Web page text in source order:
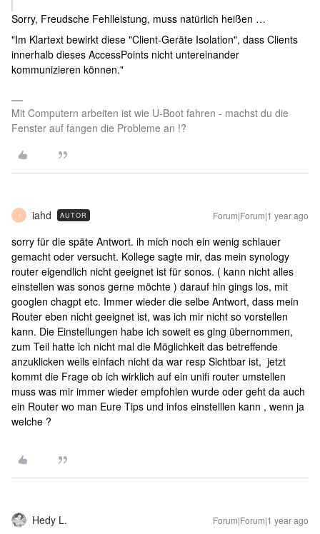
Sorry, Freudsche Fehlleistung, muss natürlich heißen …
"Im Klartext bewirkt diese "Client-Geräte Isolation", dass Clients
innerhalb dieses AccessPoints nicht untereinander
kommunizieren können."
Mit Computern arbeiten ist wie U-Boot fahren - machst du die
Fenster auf fangen die Probleme an !?
I iahd AUTOR Forum|Forum|1 year ago
sorry für die späte Antwort. ih mich noch ein wenig schlauer
gemacht oder versucht. Kollege sagte mir, das mein synology
router eigendlich nicht geeignet ist für sonos. ( kann nicht alles
einstellen was sonos gerne möchte ) darauf hin gings los, mit
googlen chagpt etc. Immer wieder die selbe Antwort, dass mein
Router eben nicht geeignet ist, was ich mir nicht so vorstellen
kann. Die Einstellungen habe ich soweit es ging übernommen,
zum Teil hatte ich nicht mal die Möglichkeit das betreffende
anzuklicken weils einfach nicht da war resp Sichtbar ist, jetzt
kommt die Frage ob ich wirklich auf ein unifi router umstellen
muss was mir immer wieder empfohlen wurde oder geht da auch
ein Router wo man Eure Tips und infos einstelllen kann , wenn ja
welche ?
Hedy L. Forum|Forum|1 year ago